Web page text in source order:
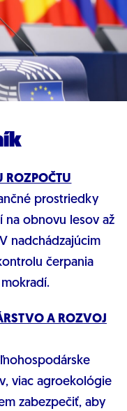
ROZPOČTU
prostriedky
obnovu lesov až
nadchádzajúcim
čerpania
A ROZVOJ
viac agroekológie
zabezpečiť, aby